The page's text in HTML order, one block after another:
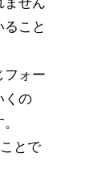
こと
フォー
くの
とで